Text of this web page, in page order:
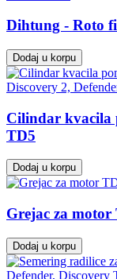
Dihtung - Roto
Dodaj u korpu
Cilindar kvacila
TD5
Dodaj u korpu
Grejac za motor
Dodaj u korpu